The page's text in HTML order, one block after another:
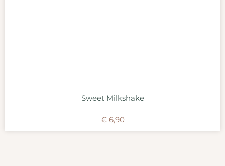
Sweet Milkshake
€ 6,90